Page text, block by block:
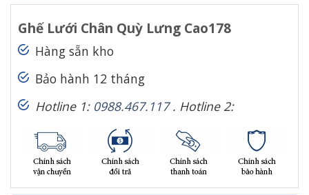
5 dựa trên
đánh giá
Ghế Lưới Chân Quỳ Lưng Cao178
Hàng sẵn kho
Bảo hành 12 tháng
Hotline 1: 0988.467.117. Hotline 2: